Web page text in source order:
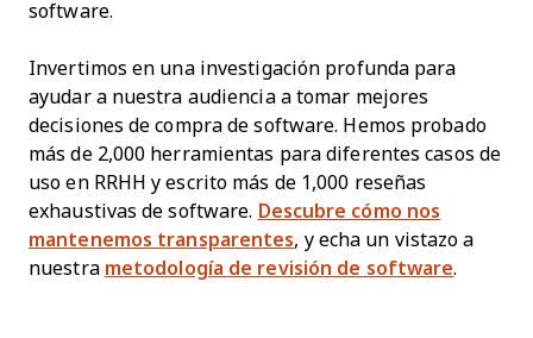
software.
Invertimos en una investigación profunda para
ayudar a nuestra audiencia a tomar mejores
decisiones de compra de software. Hemos probado
más de 2,000 herramientas para diferentes casos de
uso en RRHH y escrito más de 1,000 reseñas
exhaustivas de software. Descubre cómo nos
mantenemos transparentes, y echa un vistazo a
nuestra metodología de revisión de software.